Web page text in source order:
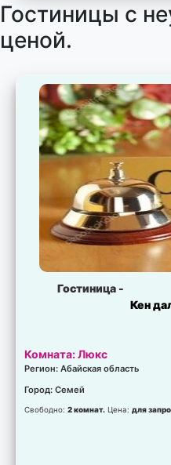
Гостиницы с
ценой.
Гостиница -
Кен
Комната: Люкс
Регион: Абайская область
Город: Семей
Свободно:2 комнат. Цена:для